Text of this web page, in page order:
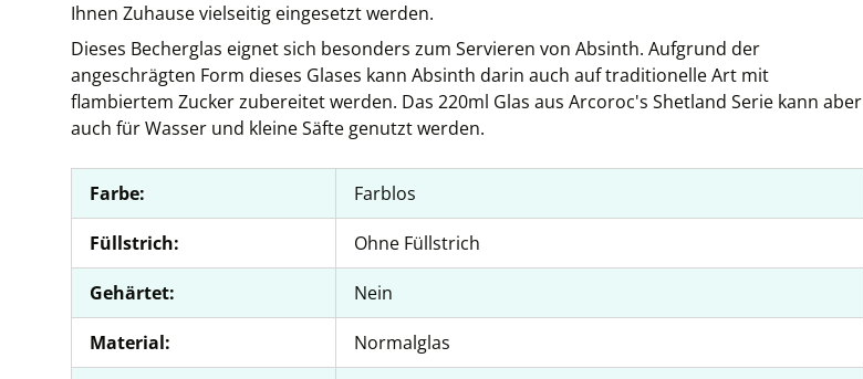
Ihnen Zuhause vielseitig eingesetzt werden.
Dieses Becherglas eignet sich besonders zum Servieren von Absinth. Aufgrund der
angeschrägten Form dieses Glases kann Absinth darin auch auf traditionelle Art mit
flambiertem Zucker zubereitet werden. Das 220ml Glas aus Arcoroc's Shetland Serie kann aber
auch für Wasser und kleine Säfte genutzt werden.
Farbe: Farblos
Füllstrich: Ohne Füllstrich
Gehärtet: Nein
Material: Normalglas